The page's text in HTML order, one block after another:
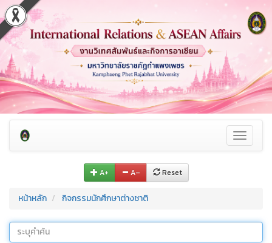
Toggle
A+ A– Reset
หน้าหลัก กิจกรรมนักศึกษาต่างชาติ